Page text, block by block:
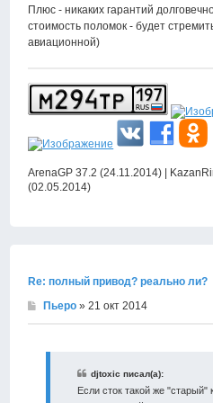
Плюс - никаких гарантий
стоимость поломок - будет
авиационной)
ArenaGP 37.2 (24.11.2014) |
(02.05.2014)
Re: полный привод? реально ли?
Пьеро » 21 окт 2014
djtoxic писал(а):
Если сток такой же "старый"